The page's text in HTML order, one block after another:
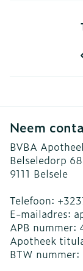
Neem
BVBA
Belseledorp 68
9111 Belsele
Telefoon:
E-mailadres:
APB nummer:
Apotheek
BTW nummer: